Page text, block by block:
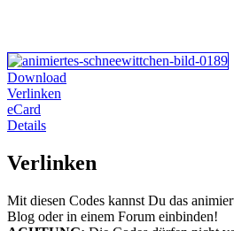
Download
Verlinken
eCard
Details
Verlinken
Mit diesen Codes kannst Du das
Blog oder in einem Forum einbinden!